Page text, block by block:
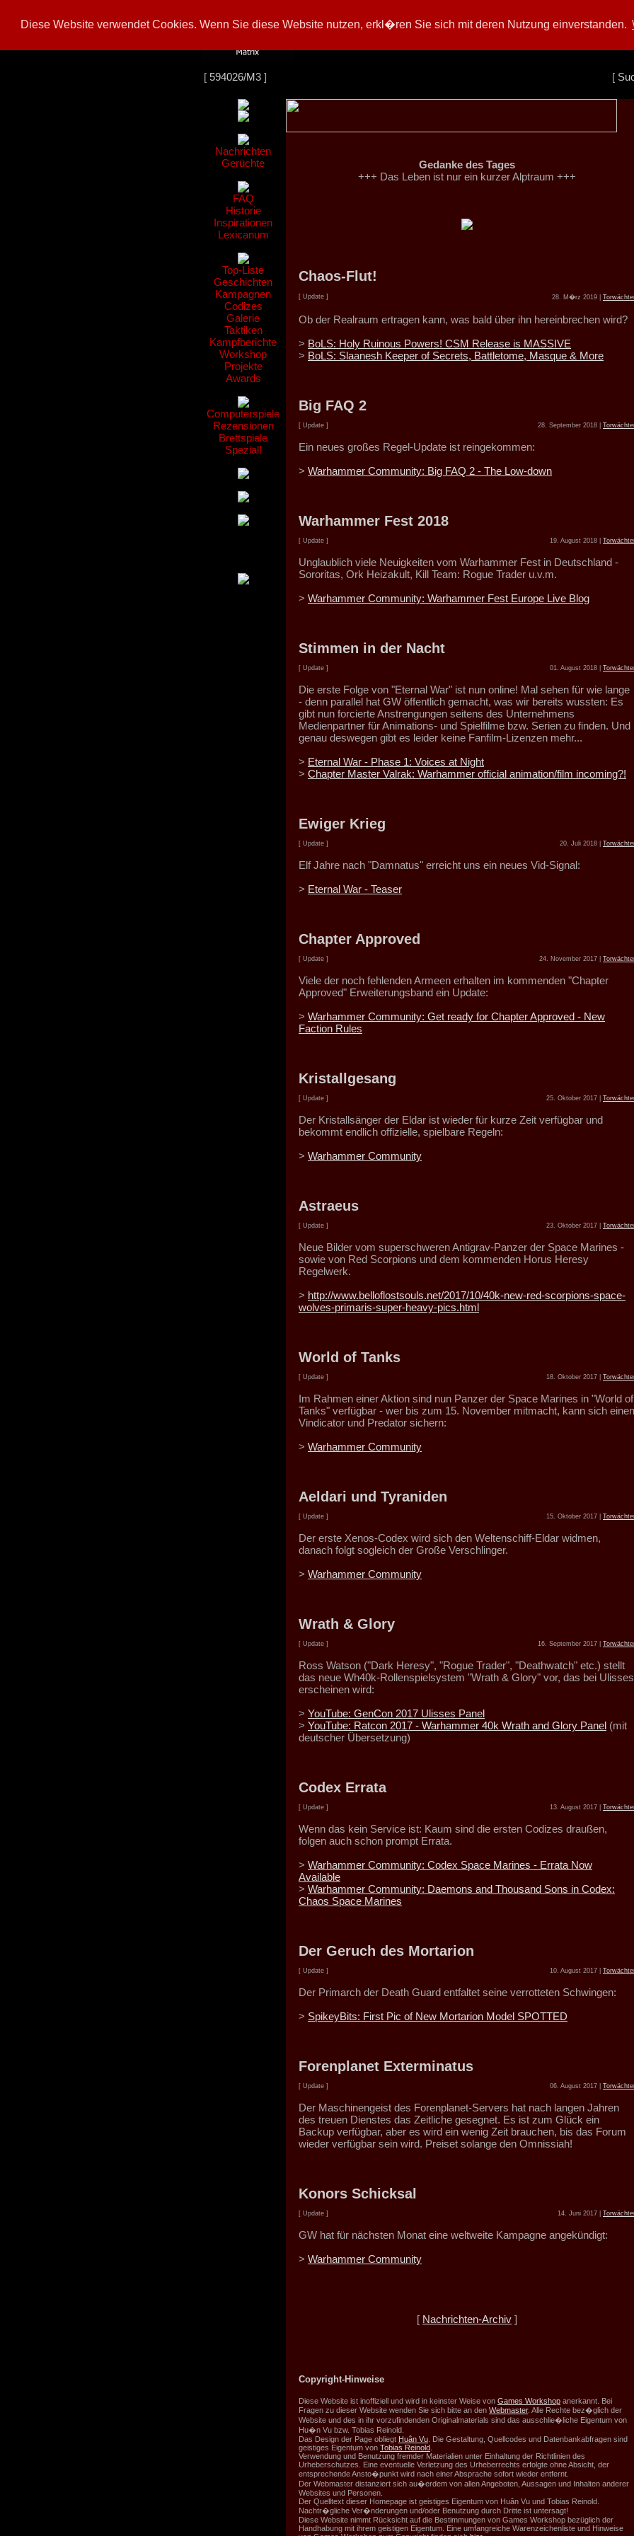
Diese Website verwendet Cookies. Wenn Sie diese Website nutzen, erkl�ren Sie sich mit deren Nutzung einverstanden.
[ 594026/M3] [
Nachrichten
Gerüchte
FAQ
Historie
Inspirationen
Lexicanum
Top-Liste
Geschichten
Kampagnen
Codizes
Galerie
Taktiken
Kampfberichte
Workshop
Projekte
Awards
Computerspiele
Rezensionen
Brettspiele
Spezial!
Gedanke des Tages
+++ Das Leben ist nur ein kurzer Alptraum +++
Chaos-Flut!
[ Update ] 28. M�rz 2019 |
Ob der Realraum ertragen kann, was bald über ihn hereinbrechen wird?
> BoLS: Holy Ruinous Powers! CSM Release is MASSIVE
> BoLS: Slaanesh Keeper of Secrets, Battletome, Masque & More
Big FAQ 2
[ Update ] 28. September 2018 |
Ein neues großes Regel-Update ist reingekommen:
> Warhammer Community: Big FAQ 2 - The Low-down
Warhammer Fest 2018
[ Update ] 19. August 2018 |
Unglaublich viele Neuigkeiten vom Warhammer Fest in Deutschland -
Sororitas, Ork Heizakult, Kill Team: Rogue Trader u.v.m.
> Warhammer Community: Warhammer Fest Europe Live Blog
Stimmen in der Nacht
[ Update ] 01. August 2018 |
Die erste Folge von "Eternal War" ist nun online! Mal sehen für wie lange
- denn parallel hat GW öffentlich gemacht, was wir bereits wussten: Es
gibt nun forcierte Anstrengungen seitens des Unternehmens
Medienpartner für Animations- und Spielfilme bzw. Serien zu finden. Und
genau deswegen gibt es leider keine Fanfilm-Lizenzen mehr...
> Eternal War - Phase 1: Voices at Night
> Chapter Master Valrak: Warhammer official animation/film incoming?!
Ewiger Krieg
[ Update ] 20. Juli 2018 |
Elf Jahre nach "Damnatus" erreicht uns ein neues Vid-Signal:
> Eternal War - Teaser
Chapter Approved
[ Update ] 24. November 2017 |
Viele der noch fehlenden Armeen erhalten im kommenden "Chapter
Approved" Erweiterungsband ein Update:
> Warhammer Community: Get ready for Chapter Approved - New
Faction Rules
Kristallgesang
[ Update ] 25. Oktober 2017 |
Der Kristallsänger der Eldar ist wieder für kurze Zeit verfügbar und
bekommt endlich offizielle, spielbare Regeln:
> Warhammer Community
Astraeus
[ Update ] 23. Oktober 2017 |
Neue Bilder vom superschweren Antigrav-Panzer der Space Marines -
sowie von Red Scorpions und dem kommenden Horus Heresy
Regelwerk.
> http://www.belloflostsouls.net/2017/10/40k-new-red-scorpions-space-
wolves-primaris-super-heavy-pics.html
World of Tanks
[ Update ] 18. Oktober 2017 |
Im Rahmen einer Aktion sind nun Panzer der Space Marines in "World of
Tanks" verfügbar - wer bis zum 15. November mitmacht, kann sich einen
Vindicator und Predator sichern:
> Warhammer Community
Aeldari und Tyraniden
[ Update ] 15. Oktober 2017 |
Der erste Xenos-Codex wird sich den Weltenschiff-Eldar widmen,
danach folgt sogleich der Große Verschlinger.
> Warhammer Community
Wrath & Glory
[ Update ] 16. September 2017 |
Ross Watson ("Dark Heresy", "Rogue Trader", "Deathwatch" etc.) stellt
das neue Wh40k-Rollenspielsystem "Wrath & Glory" vor, das bei Ulisses
erscheinen wird:
> YouTube: GenCon 2017 Ulisses Panel
> YouTube: Ratcon 2017 - Warhammer 40k Wrath and Glory Panel (mit
deutscher Übersetzung)
Codex Errata
[ Update ] 13. August 2017 |
Wenn das kein Service ist: Kaum sind die ersten Codizes draußen,
folgen auch schon prompt Errata.
> Warhammer Community: Codex Space Marines - Errata Now
Available
> Warhammer Community: Daemons and Thousand Sons in Codex:
Chaos Space Marines
Der Geruch des Mortarion
[ Update ] 10. August 2017 |
Der Primarch der Death Guard entfaltet seine verrotteten Schwingen:
> SpikeyBits: First Pic of New Mortarion Model SPOTTED
Forenplanet Exterminatus
[ Update ] 06. August 2017 |
Der Maschinengeist des Forenplanet-Servers hat nach langen Jahren
des treuen Dienstes das Zeitliche gesegnet. Es ist zum Glück ein
Backup verfügbar, aber es wird ein wenig Zeit brauchen, bis das Forum
wieder verfügbar sein wird. Preiset solange den Omnissiah!
Konors Schicksal
[ Update ] 14. Juni 2017 |
GW hat für nächsten Monat eine weltweite Kampagne angekündigt:
> Warhammer Community
[ Nachrichten-Archiv ]
Copyright-Hinweise
Diese Website ist inoffiziell und wird in keinster Weise von Games Workshop anerkannt. Bei
Fragen zu dieser Website wenden Sie sich bitte an den Webmaster. Alle Rechte bez�glich der
Website und des in ihr vorzufindenden Originalmaterials sind das ausschlie�liche Eigentum von
Hu�n Vu bzw. Tobias Reinold.
Das Design der Page obliegt Huân Vu. Die Gestaltung, Quellcodes und Datenbankabfragen sind
geistiges Eigentum von Tobias Reinold.
Verwendung und Benutzung fremder Materialien unter Einhaltung der Richtlinien des
Urheberschutzes. Eine eventuelle Verletzung des Urheberrechts erfolgte ohne Absicht, der
entsprechende Ansto�punkt wird nach einer Absprache sofort wieder entfernt.
Der Webmaster distanziert sich au�erdem von allen Angeboten, Aussagen und Inhalten anderer
Websites und Personen.
Der Quelltext dieser Homepage ist geistiges Eigentum von Huân Vu und Tobias Reinold.
Nachtr�gliche Ver�nderungen und/oder Benutzung durch Dritte ist untersagt!
Diese Website nimmt Rücksicht auf die Bestimmungen von Games Workshop bezüglich der
Handhabung mit ihrem geistigen Eigentum. Eine umfangreiche Warenzeichenliste und Hinweise